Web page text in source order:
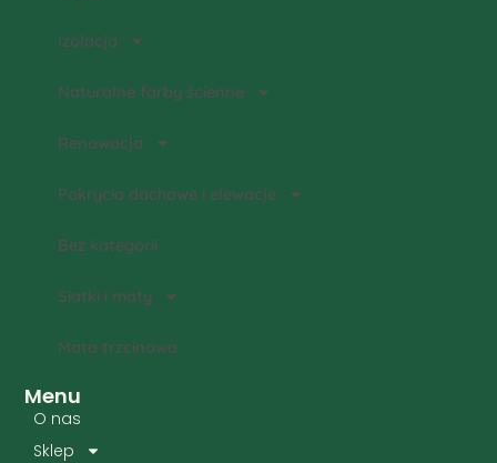
Menu
O nas
Sklep
Izolacja
Naturalne farby ścienne
Renowacja
Pokrycia dachowe i elewacje
Bez kategorii
Siatki i maty
Mata trzcinowa